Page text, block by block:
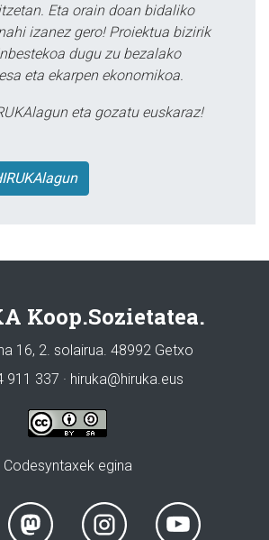
Eta orain doan bidaliko
izanez gero! Proiektua bizirik
dugu zu bezalako
eta ekarpen ekonomikoa.
eta gozatu euskaraz!
Koop.Sozietatea.
16, 2. solairua. 48992 Getxo
911 337 · hiruka@hiruka.eus
Codesyntaxek egina